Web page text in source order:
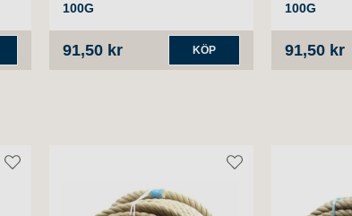
100G
91,50 kr KÖP
100G
91,50 kr